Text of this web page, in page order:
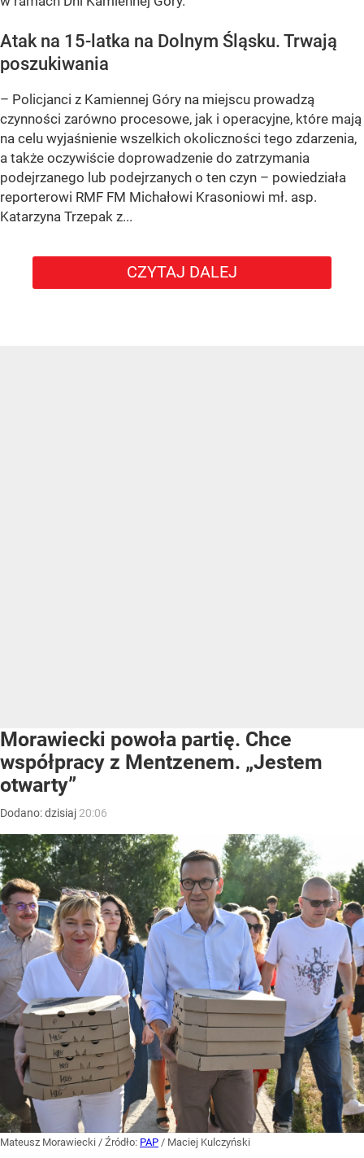
Atak na 15-latka na Dolnym Śląsku. Trwają
poszukiwania
– Policjanci z Kamiennej Góry na miejscu prowadzą
czynności zarówno procesowe, jak i operacyjne, które mają
na celu wyjaśnienie wszelkich okoliczności tego zdarzenia,
a także oczywiście doprowadzenie do zatrzymania
podejrzanego lub podejrzanych o ten czyn – powiedziała
reporterowi RMF FM Michałowi Krasoniowi mł. asp.
Katarzyna Trzepak z...
CZYTAJ DALEJ
Morawiecki powoła partię. Chce
współpracy z Mentzenem. „Jestem
otwarty”
Dodano:dzisiaj 20:06
Mateusz Morawiecki / Źródło: PAP / Maciej Kulczyński